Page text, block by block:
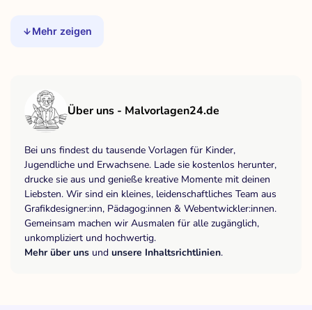
Mehr zeigen
Über uns - Malvorlagen24.de
Bei uns findest du tausende Vorlagen für Kinder,
Jugendliche und Erwachsene. Lade sie kostenlos herunter,
drucke sie aus und genieße kreative Momente mit deinen
Liebsten. Wir sind ein kleines, leidenschaftliches Team aus
Grafikdesigner:inn, Pädagog:innen & Webentwickler:innen.
Gemeinsam machen wir Ausmalen für alle zugänglich,
unkompliziert und hochwertig.
Mehr über uns und unsere Inhaltsrichtlinien.